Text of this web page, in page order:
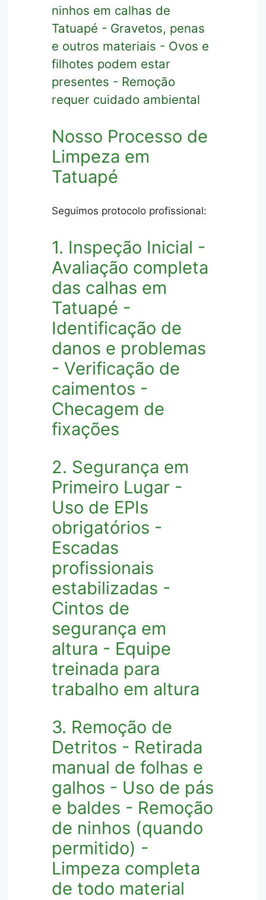
ninhos em calhas de
Tatuapé - Gravetos, penas
e outros materiais - Ovos e
filhotes podem estar
presentes - Remoção
requer cuidado ambiental
Nosso Processo de
Limpeza em
Tatuapé
Seguimos protocolo profissional:
1. Inspeção Inicial -
Avaliação completa
das calhas em
Tatuapé -
Identificação de
danos e problemas
- Verificação de
caimentos -
Checagem de
fixações
2. Segurança em
Primeiro Lugar -
Uso de EPIs
obrigatórios -
Escadas
profissionais
estabilizadas -
Cintos de
segurança em
altura - Equipe
treinada para
trabalho em altura
3. Remoção de
Detritos - Retirada
manual de folhas e
galhos - Uso de pás
e baldes - Remoção
de ninhos (quando
permitido) -
Limpeza completa
de todo material